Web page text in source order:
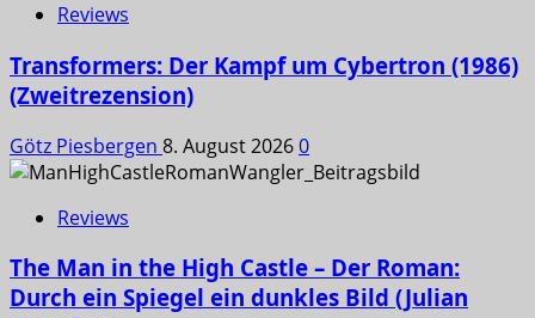
Reviews
Transformers: Der Kampf um Cybertron (1986)
(Zweitrezension)
Götz Piesbergen 8. August 20260
Reviews
The Man in the High Castle – Der Roman:
Durch ein Spiegel ein dunkles Bild (Julian